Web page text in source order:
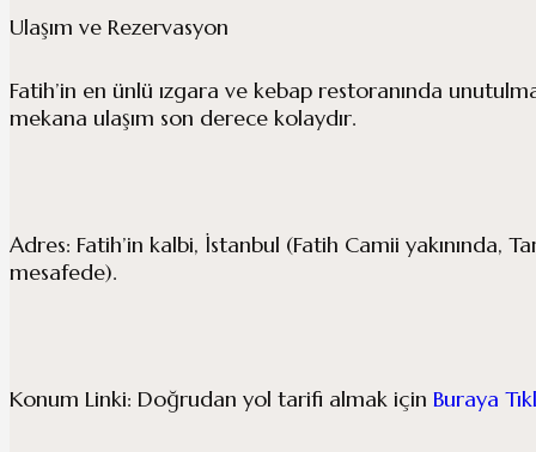
Ulaşım ve Rezervasyon
Fatih’in en ünlü ızgara ve kebap restoranında
mekana ulaşım son derece kolaydır.
Adres: Fatih’in kalbi, İstanbul (Fatih Camii yakınında,
mesafede).
Konum Linki: Doğrudan yol tarifi almak için Buraya